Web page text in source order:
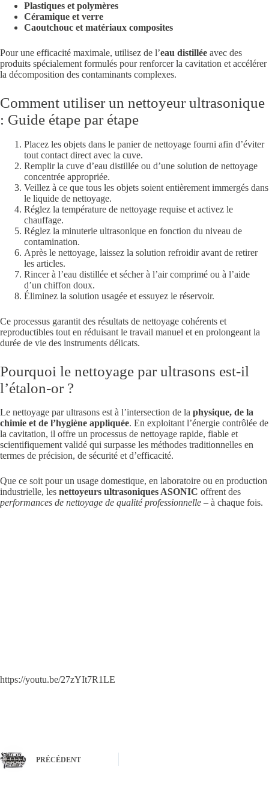
Plastiques et polymères
Céramique et verre
Caoutchouc et matériaux composites
Pour une efficacité maximale, utilisez de l’eau distillée avec des
produits spécialement formulés pour renforcer la cavitation et accélérer
la décomposition des contaminants complexes.
Comment utiliser un nettoyeur ultrasonique
: Guide étape par étape
Placez les objets dans le panier de nettoyage fourni afin d’éviter
tout contact direct avec la cuve.
Remplir la cuve d’eau distillée ou d’une solution de nettoyage
concentrée appropriée.
Veillez à ce que tous les objets soient entièrement immergés dans
le liquide de nettoyage.
Réglez la température de nettoyage requise et activez le
chauffage.
Réglez la minuterie ultrasonique en fonction du niveau de
contamination.
Après le nettoyage, laissez la solution refroidir avant de retirer
les articles.
Rincer à l’eau distillée et sécher à l’air comprimé ou à l’aide
d’un chiffon doux.
Éliminez la solution usagée et essuyez le réservoir.
Ce processus garantit des résultats de nettoyage cohérents et
reproductibles tout en réduisant le travail manuel et en prolongeant la
durée de vie des instruments délicats.
Pourquoi le nettoyage par ultrasons est-il
l’étalon-or ?
Le nettoyage par ultrasons est à l’intersection de la physique, de la
chimie et de l’hygiène appliquée. En exploitant l’énergie contrôlée de
la cavitation, il offre un processus de nettoyage rapide, fiable et
scientifiquement validé qui surpasse les méthodes traditionnelles en
termes de précision, de sécurité et d’efficacité.
Que ce soit pour un usage domestique, en laboratoire ou en production
industrielle, les nettoyeurs ultrasoniques ASONIC offrent des
performances de nettoyage de qualité professionnelle – à chaque fois.
https://youtu.be/27zYIt7R1LE
PRÉCÉDENT